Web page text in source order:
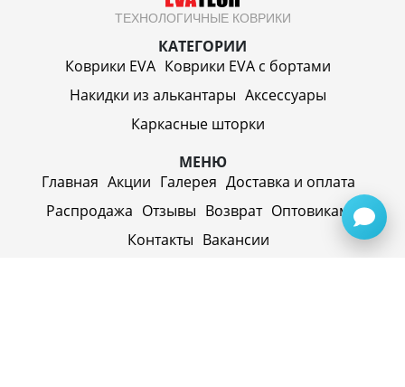
ТЕХНОЛОГИЧНЫЕ КОВРИКИ
КАТЕГОРИИ
Коврики EVA Коврики EVA c бортами
Накидки из алькантары Аксессуары
Каркасные шторки
МЕНЮ
Главная Акции Галерея Доставка и оплата
Распродажа Отзывы Возврат Оптовикам
Контакты Вакансии